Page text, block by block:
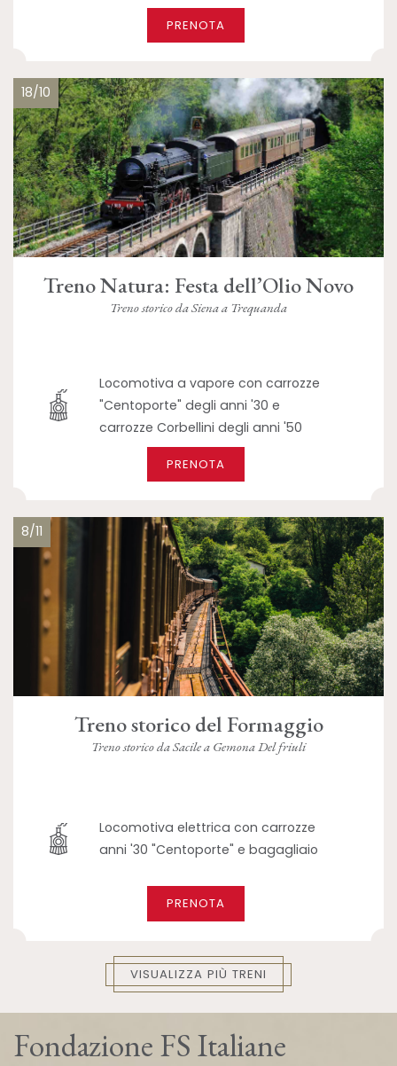
PRENOTA
18/10
Treno Natura: Festa dell’Olio Novo
Treno storico da Siena a Trequanda
Locomotiva a vapore con carrozze
"Centoporte" degli anni '30 e
carrozze Corbellini degli anni '50
PRENOTA
8/11
Treno storico del Formaggio
Treno storico da Sacile a Gemona Del friuli
Locomotiva elettrica con carrozze
anni '30 "Centoporte" e bagagliaio
PRENOTA
VISUALIZZA PIÙ TRENI
Fondazione FS Italiane